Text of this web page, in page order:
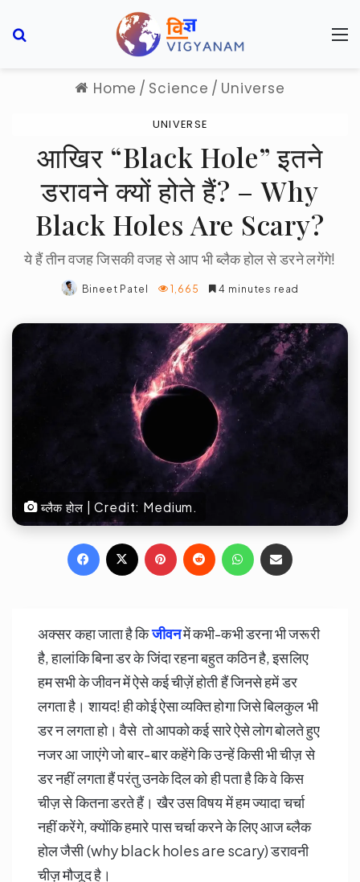
Home / Science / Universe
UNIVERSE
आखिर “Black Hole” इतने
डरावने क्यों होते हैं? – Why
Black Holes Are Scary?
ये हैं तीन वजह जिसकी वजह से आप भी ब्लैक होल से डरने लगेंगे!
Bineet Patel 1,665 4 minutes read
ब्लैक होल | Credit: Medium.
Facebook Pinterest
Reddit WhatsApp
अक्सर कहा जाता है किजीवनमें कभी-कभी डरना भी जरूरी
है, हालांकि बिना डर के जिंदा रहना बहुत कठिन है, इसलिए
हम सभी के जीवन में ऐसे कई चीज़ें होती हैं जिनसे हमें डर
लगता है। शायद! ही कोई ऐसा व्यक्ति होगा जिसे बिलकुल भी
डर न लगता हो। वैसे तो आपको कई सारे ऐसे लोग बोलते हुए
नजर आ जाएंगे जो बार-बार कहेंगे कि उन्हें किसी भी चीज़ से
डर नहीं लगता हैं परंतु उनके दिल को ही पता है कि वे किस
चीज़ से कितना डरते हैं। खैर उस विषय में हम ज्यादा चर्चा
नहीं करेंगे, क्योंकि हमारे पास चर्चा करने के लिए आज ब्लैक
होल जैसी (why black holes are scary) डरावनी
चीज़ मौजूद है।